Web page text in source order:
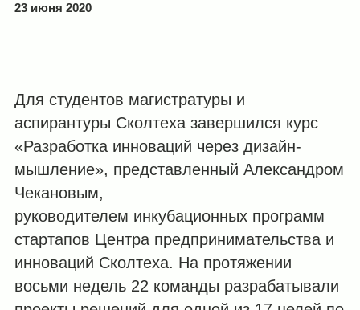
23 июня 2020
Для студентов магистратуры и
аспирантуры Сколтеха завершился курс
«Разработка инноваций через дизайн-
мышление», представленный Александром
Чекановым,
руководителем инкубационных программ
стартапов Центра предпринимательства и
инноваций Сколтеха. На протяжении
восьми недель 22 команды разрабатывали